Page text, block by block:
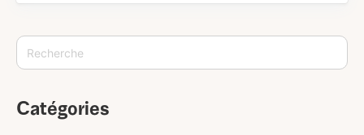
Catégories